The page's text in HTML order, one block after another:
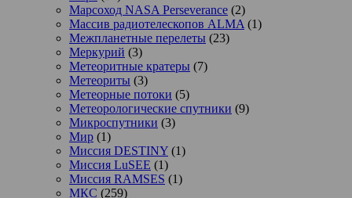
Марсоход NASA Perseverance (2)
Массив радиотелескопов ALMA (1)
Межпланетные перелеты (23)
Меркурий (3)
Метеоритные кратеры (7)
Метеориты (3)
Метеорные потоки (5)
Метеорологические спутники (9)
Микроспутники (3)
Мир (1)
Миссия DESTINY (1)
Миссия LuSEE (1)
Миссия RAMSES (1)
МКС (259)